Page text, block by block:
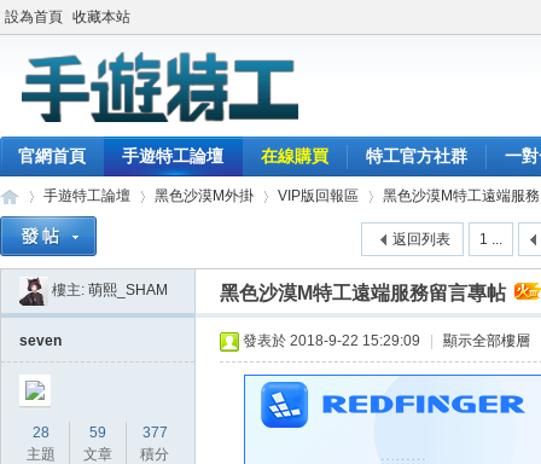
設為首頁 收藏本站
官網首頁 手遊特工論壇 在線購買 特工官方社群 一
»
手遊特工論壇
›
黑色沙漠M外掛
›
VIP版回報區
›
黑色沙漠M特工遠端服
1 ...
返回列表
樓主: 萌熙_SHAM 黑色沙漠M特工遠端服務留言專帖
seven
28
主題
59
文章
377
積分
發表於 2018-9-22 15:29:09 顯示全部樓層